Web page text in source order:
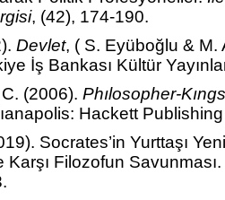
, (42), 174-190.
Devlet, ( S. Eyüboğlu & M.
İş Bankası Kültür
(2006). Phılosopher-
Hackett
Socrates’in Yurttaşı
Karşı Filozofun Savunması.